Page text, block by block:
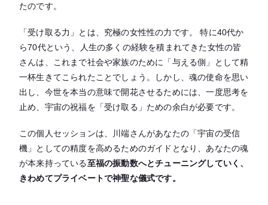
たのです。
「受け取る力」とは、究極の女性性の力です。 特に40代か
ら70代という、人生の多くの経験を積まれてきた女性の皆
さんは、これまで社会や家族のために「与える側」として精
一杯生きてこられたことでしょう。しかし、魂の使命を思い
出し、今世を本当の意味で開花させるためには、一度思考を
止め、宇宙の祝福を「受け取る」ための余白が必要です。
この個人セッションは、川端さんがあなたの「宇宙の受信
機」としての精度を高めるためのガイドとなり、あなたの魂
が本来持っている至福の振動数へとチューニングしていく、
きわめてプライベートで神聖な儀式です。